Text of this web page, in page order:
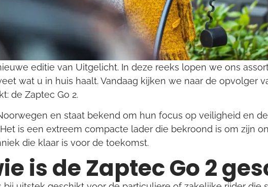
editie van Uitgelicht. In deze reeks lopen we ons
wat u in huis haalt. Vandaag kijken we naar de opvolger
de Zaptec Go 2.
en staat bekend om hun focus op veiligheid en
is een extreem compacte lader die bekroond is om zijn
die klaar is voor de toekomst.
is de Zaptec Go 2